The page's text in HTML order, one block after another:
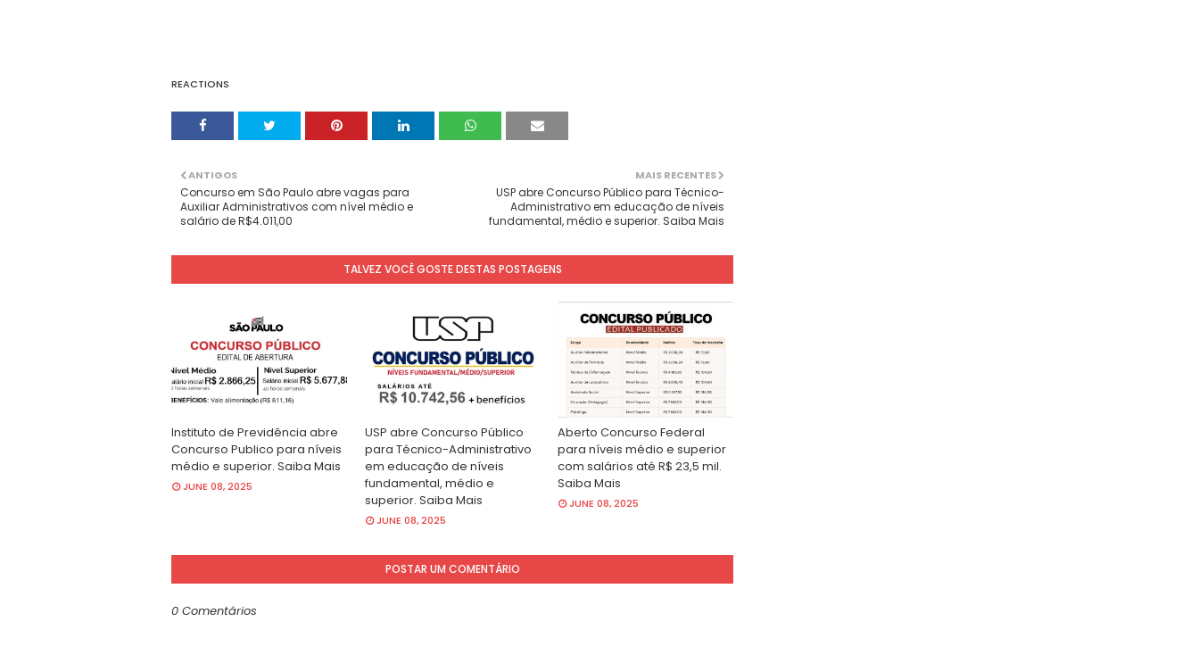
REACTIONS
MAIS RECENTES
USP abre Concurso Público para Técnico-
Administrativo em educação de níveis
fundamental, médio e superior. Saiba Mais
ANTIGOS
Concurso em São Paulo abre vagas para
Auxiliar Administrativos com nível médio e
salário de R$4.011,00
TALVEZ VOCÊ GOSTE DESTAS POSTAGENS
Instituto de Previdência abre
Concurso Publico para níveis
médio e superior. Saiba Mais
JUNE 08, 2025
USP abre Concurso Público
para Técnico-Administrativo
em educação de níveis
fundamental, médio e
superior. Saiba Mais
JUNE 08, 2025
Aberto Concurso Federal
para níveis médio e superior
com salários até R$ 23,5 mil.
Saiba Mais
JUNE 08, 2025
POSTAR UM COMENTÁRIO
0 Comentários